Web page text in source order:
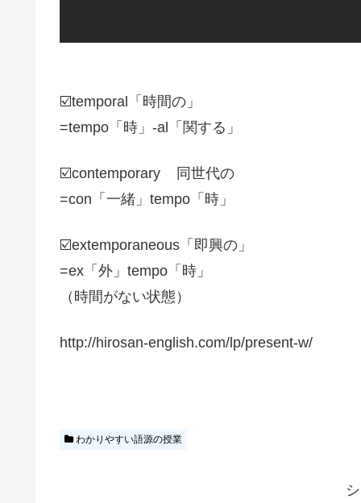
☑️temporal「時間の」
=tempo「時」-al「関する」
☑️contemporary 同世代の
=con「一緒」tempo「時」
☑️extemporaneous「即興の」
=ex「外」tempo「時」
（時間がない状態）
http://hirosan-english.com/lp/present-w/
わかりやすい語源の授業